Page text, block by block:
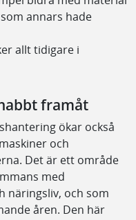
annars hade
allt tidigare i
framåt
ökar också
och
Det är ett område
med
näringsliv, och som
åren. Den här